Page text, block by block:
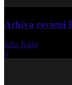
Arhiva revistei
Iulia Radu
0